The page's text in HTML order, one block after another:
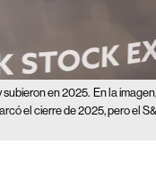
subieron en 2025. En la
el cierre de 2025, pero el